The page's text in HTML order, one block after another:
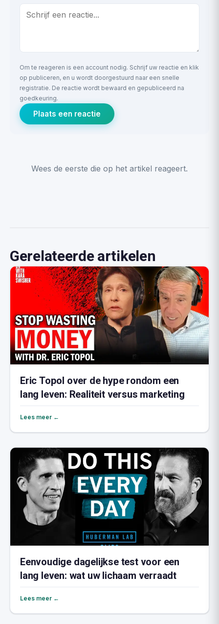
Om te reageren is een account nodig. Schrijf uw reactie en klik
op publiceren, en u wordt doorgestuurd naar een snelle
registratie. De reactie wordt bewaard en gepubliceerd na
goedkeuring.
Plaats een reactie
Wees de eerste die op het artikel reageert.
Gerelateerde artikelen
Eric Topol over de hype rondom een
lang leven: Realiteit versus marketing
Lees meer ←
Eenvoudige dagelijkse test voor een
lang leven: wat uw lichaam verraadt
Lees meer ←